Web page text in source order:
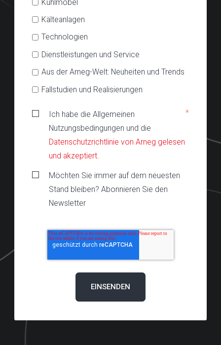
Kühlmöbel
Kälteanlagen
Technologien
Dienstleistungen und Service
Aus der Arneg-Welt: Neuheiten und Trends
Fallstudien und Realisierungen
Ich habe die Allgemeinen
Nutzungsbedingungen und die
Datenschutzrichtlinie von Arneg gelesen
und akzeptiert
*
Möchten Sie immer auf dem neuesten
Stand bleiben? Abonnieren Sie den
Newsletter